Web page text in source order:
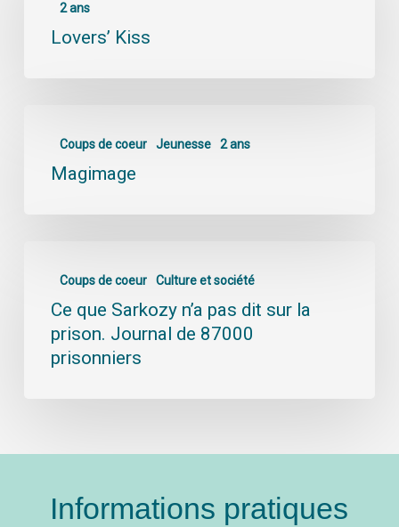
2 ans
Lovers’ Kiss
Coups de coeur Jeunesse 2 ans
Magimage
Coups de coeur Culture et société
Ce que Sarkozy n’a pas dit sur la
prison. Journal de 87000
prisonniers
Informations pratiques